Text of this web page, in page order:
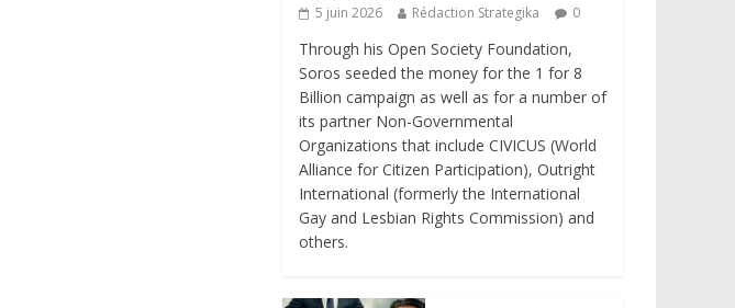
5 juin 2026 Rédaction Strategika 0
Through his Open Society Foundation,
Soros seeded the money for the 1 for 8
Billion campaign as well as for a number of
its partner Non-Governmental
Organizations that include CIVICUS (World
Alliance for Citizen Participation), Outright
International (formerly the International
Gay and Lesbian Rights Commission) and
others.